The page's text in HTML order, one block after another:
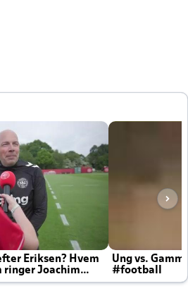
Eriksen? Hvem
ringer Joachim
Ung vs.
#football